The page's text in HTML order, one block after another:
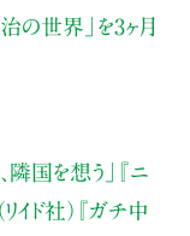
の世界」を3ヶ月
隣国を想う」
『ニ
イド社） 『ガチ中